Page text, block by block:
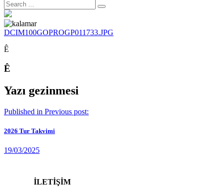
DCIM100GOPROGP011733.JPG
Ê
Ê
Yazı gezinmesi
Published in Previous post:
2026 Tur Takvimi
19/03/2025
İLETİŞİM